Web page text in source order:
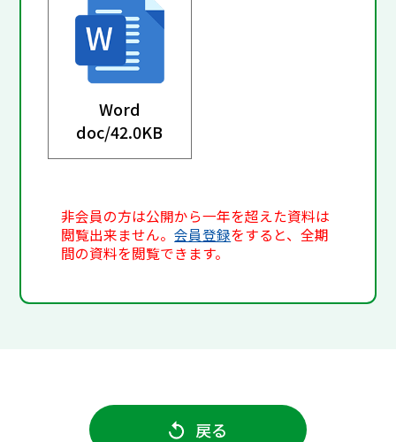
Word
doc/42.0KB
非会員の方は公開から一年を超えた資料は
閲覧出来ません。会員登録をすると、全期
間の資料を閲覧できます。
戻る